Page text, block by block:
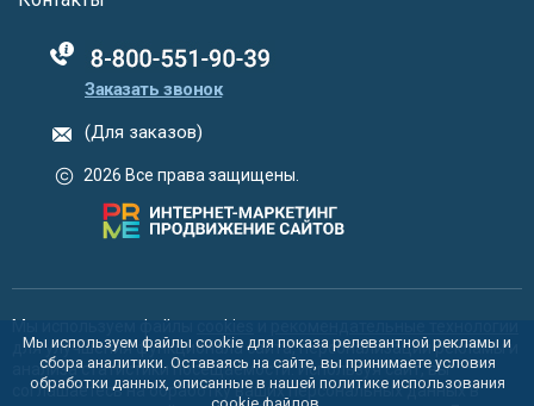
88005555550
Заказать звонок
(Для заказов)
2026 Все права защищены.
Мы используем файлы cookies
для улучшения функционала сайта, персонализации рекламы и
анализа статистики посещаемости. Используя сайт, вы
соглашаетесь на обработку ваших персональных данных в
Мы используем файлы cookie для показа релевантной рекламы и
сбора аналитики. Оставаясь на сайте, вы принимаете условия
обработки данных, описанные в нашей политике использования